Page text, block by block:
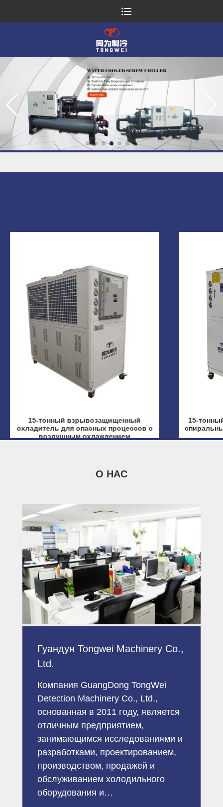
15-тонный взрывозащищенный
охладитель для опасных процессов с
воздушным охлаждением
15-
О НАС
Гуандун Tongwei Machinery Co.,
Ltd.
Компания GuangDong TongWei
Detection Machinery Co., Ltd.,
основанная в 2011 году, является
отличным предприятием,
занимающимся исследованиями и
разработками, проектированием,
производством, продажей и
обслуживанием холодильного
оборудования и